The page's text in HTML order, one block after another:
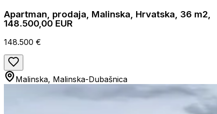
Apartman, prodaja, Malinska, Hrvatska, 36 m2,
148.500,00 EUR
148.500 €
Malinska, Malinska-Dubašnica